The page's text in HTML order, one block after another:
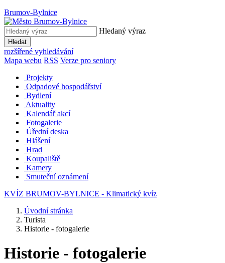
Brumov-Bylnice
Hledaný výraz
Hledat
rozšířené vyhledávání
Mapa webu RSS Verze pro seniory
Projekty
Odpadové hospodářství
Bydlení
Aktuality
Kalendář akcí
Fotogalerie
Úřední deska
Hlášení
Hrad
Koupaliště
Kamery
Smuteční oznámení
KVÍZ BRUMOV-BYLNICE - Klimatický kvíz
Úvodní stránka
Turista
Historie - fotogalerie
Historie - fotogalerie